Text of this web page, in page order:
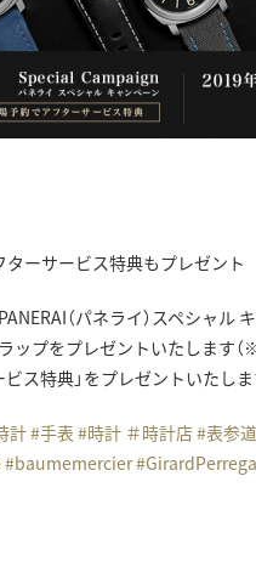
ーサービス特典もプレゼント
（パネライ）スペシャル
プをプレゼントいたします（
ス特典」をプレゼントいたし
計#手表 #時計 ＃時計店#表参道
#baumemercier#